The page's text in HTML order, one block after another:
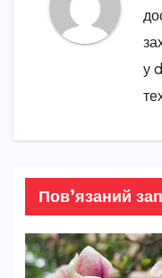
у
Пов’язаний